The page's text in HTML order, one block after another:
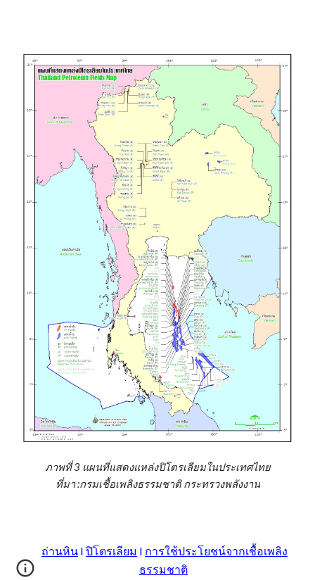
ภาพที่ 3 แผนที่แสดงแหล่งปิโตรเลียมในประเทศไทย
ที่มา :กรมเชื้อเพลิงธรรมชาติ กระทรวงพลังงาน
ถ่านหิน I ปิโตรเลียม I การใช้ประโยชน์จากเชื้อเพลิง
ธรรมชาติ